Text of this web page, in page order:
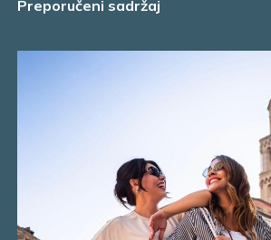
Preporučeni sadržaj